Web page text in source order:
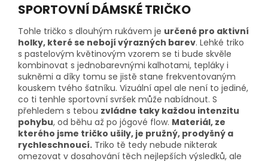
SPORTOVNÍ DÁMSKÉ TRIČKO
Tohle tričko s dlouhým rukávem je určené pro aktivní
holky, které se nebojí výrazných barev. Lehké triko
s pastelovým květinovým vzorem se ti bude skvěle
kombinovat s jednobarevnými kalhotami, tepláky i
sukněmi a díky tomu se jistě stane frekventovaným
kouskem tvého šatníku. Vizuální apel ale není to jediné,
co ti tenhle sportovní svršek může nabídnout. S
přehledem s tebou zvládne taky každou intenzitu
pohybu, od běhu až po jógové flow. Materiál, ze
kterého jsme tričko ušily, je pružný, prodyšný a
rychleschnoucí. Triko tě tedy nebude nikterak
omezovat v dosahování těch nejlepších výsledků, ale